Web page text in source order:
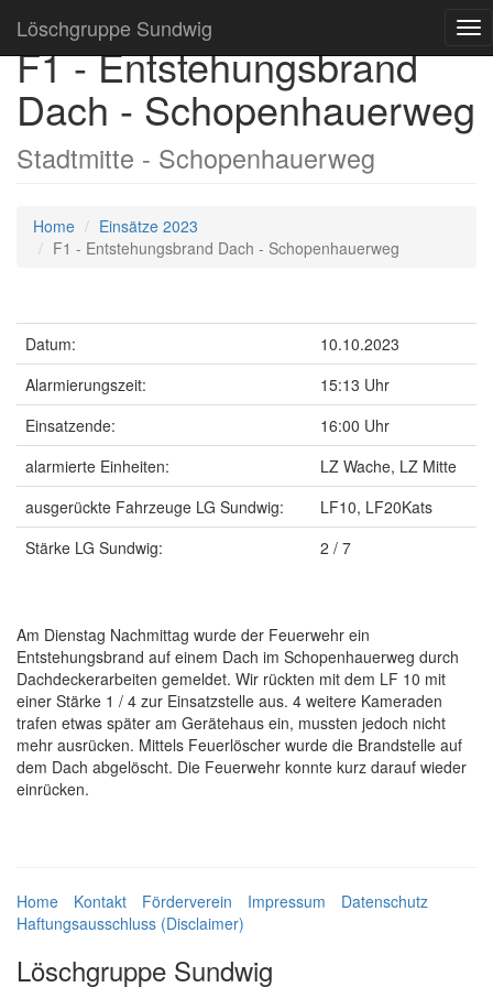
Löschgruppe Sundwig
F1 - Entstehungsbrand
Dach - Schopenhauerweg
Stadtmitte - Schopenhauerweg
Home
Einsätze 2023
F1 - Entstehungsbrand Dach - Schopenhauerweg
Datum:
10.10.2023
Alarmierungszeit:
15:13 Uhr
Einsatzende:
16:00 Uhr
alarmierte Einheiten:
LZ Wache, LZ Mitte
ausgerückte Fahrzeuge LG Sundwig:
LF10, LF20Kats
Stärke LG Sundwig:
2 / 7
Am Dienstag Nachmittag wurde der Feuerwehr ein
Entstehungsbrand auf einem Dach im Schopenhauerweg durch
Dachdeckerarbeiten gemeldet. Wir rückten mit dem LF 10 mit
einer Stärke 1 / 4 zur Einsatzstelle aus. 4 weitere Kameraden
trafen etwas später am Gerätehaus ein, mussten jedoch nicht
mehr ausrücken. Mittels Feuerlöscher wurde die Brandstelle auf
dem Dach abgelöscht. Die Feuerwehr konnte kurz darauf wieder
einrücken.
Home Kontakt Förderverein Impressum
Datenschutz
Haftungsausschluss (Disclaimer)
Löschgruppe Sundwig